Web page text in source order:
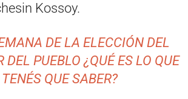
Kossoy.
DE LA ELECCIÓN DEL
DEL PUEBLO ¿QUÉ ES LO QUE
TENÉS QUE SABER?